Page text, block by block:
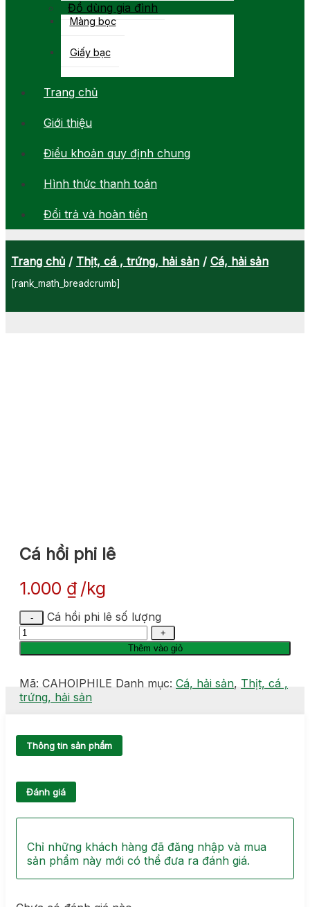
Đồ dùng gia đình
Màng bọc
Giấy bạc
Trang chủ
Giới thiệu
Điều khoản quy định chung
Hình thức thanh toán
Đổi trả và hoàn tiền
Trang chủ / Thịt, cá , trứng, hải sản / Cá, hải sản
[rank_math_breadcrumb]
Cá hồi phi lê
1.000 ₫ kg
Cá hồi phi lê số lượng
Thêm vào giỏ
Mã: CAHOIPHILE Danh mục: Cá, hải sản, Thịt, cá ,
trứng, hải sản
Đánh giá
Chỉ những khách hàng đã đăng nhập và mua
sản phẩm này mới có thể đưa ra đánh giá.
Thông tin sản phẩm